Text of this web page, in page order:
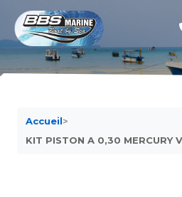
Accueil>
KIT PISTON A 0,30 MERCURY